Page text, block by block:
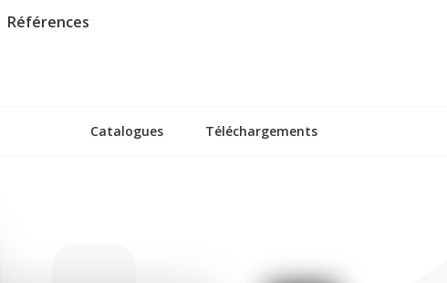
Références
Catalogues Téléchargements